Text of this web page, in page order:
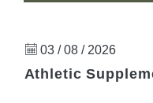
03 / 08 / 2026
Athletic